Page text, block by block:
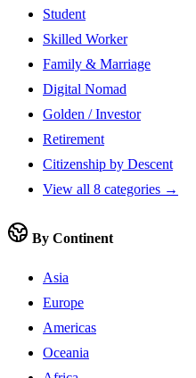
Student
Skilled Worker
Family & Marriage
Digital Nomad
Golden / Investor
Retirement
Citizenship by Descent
View all 8 categories →
By Continent
Asia
Europe
Americas
Oceania